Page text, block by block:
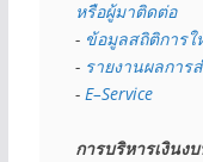
หรือผู้มาติดต่อ
- ข้อมูลสถิติการใ
- รายงานผลการ
- E–Service
การบริหารเงินง